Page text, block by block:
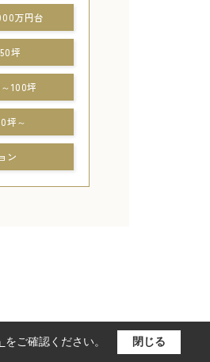
万円台
坪
100坪
坪～
ン
をご確認ください。 閉じる